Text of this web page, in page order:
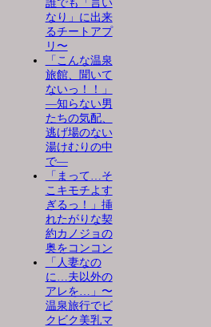
誰でも「言い
なり」に出来
るチートアプ
リ〜
「こんな温泉
旅館、聞いて
ないっ！！」
―知らない男
たちの気配、
逃げ場のない
湯けむりの中
で―
「まって…そ
こキモチよす
ぎるっ！」挿
れたがりな契
約カノジョの
奥をコンコン
「人妻なの
に…夫以外の
アレを…」〜
温泉旅行でビ
クビク美乳マ